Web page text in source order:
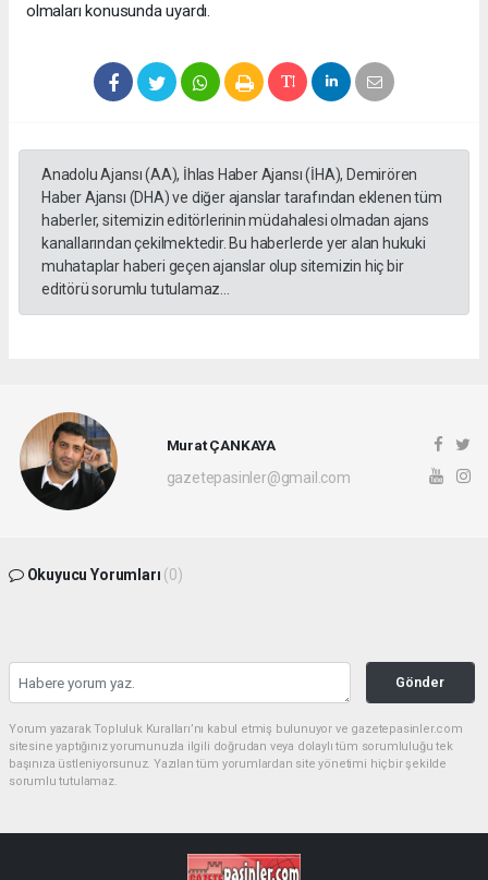
olmaları konusunda uyardı.
Anadolu Ajansı (AA), İhlas Haber Ajansı (İHA), Demirören
Haber Ajansı (DHA) ve diğer ajanslar tarafından eklenen tüm
haberler, sitemizin editörlerinin müdahalesi olmadan ajans
kanallarından çekilmektedir. Bu haberlerde yer alan hukuki
muhataplar haberi geçen ajanslar olup sitemizin hiç bir
editörü sorumlu tutulamaz...
Murat ÇANKAYA
gazetepasinler@gmail.com
Okuyucu Yorumları (0)
Gönder
Yorum yazarak Topluluk Kuralları’nı kabul etmiş bulunuyor ve gazetepasinler.com
sitesine yaptığınız yorumunuzla ilgili doğrudan veya dolaylı tüm sorumluluğu tek
başınıza üstleniyorsunuz. Yazılan tüm yorumlardan site yönetimi hiçbir şekilde
sorumlu tutulamaz.